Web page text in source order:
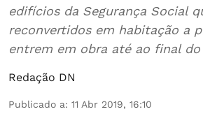
edifícios da Segurança Social
reconvertidos em habitação a
entrem em obra até ao final do
Redação DN
Publicado a: 11 Abr 2019, 16:10